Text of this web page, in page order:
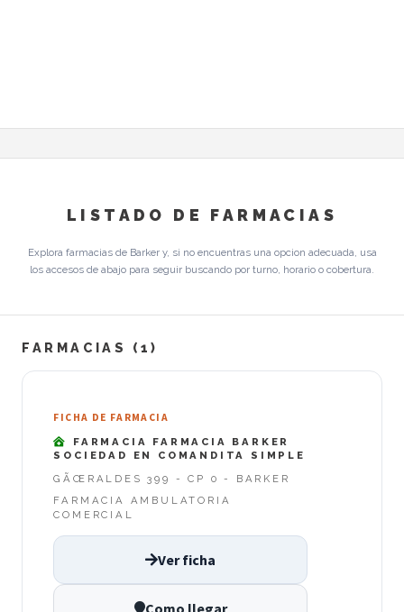
LISTADO DE FARMACIAS
Explora farmacias de Barker y, si no encuentras una opcion adecuada, usa
los accesos de abajo para seguir buscando por turno, horario o cobertura.
FARMACIAS (1)
FICHA DE FARMACIA
FARMACIA FARMACIA BARKER
SOCIEDAD EN COMANDITA SIMPLE
GÃŒRALDES 399 - CP 0 - BARKER
FARMACIA AMBULATORIA
COMERCIAL
Ver ficha
Como llegar